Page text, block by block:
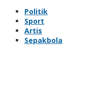
Politik
Sport
Artis
Sepakbola